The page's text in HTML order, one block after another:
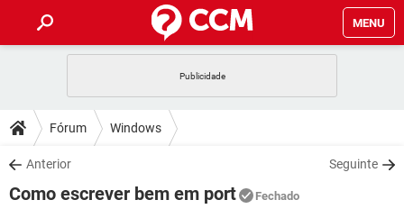
MENU
CELULAR
OUTLOOK
INSTAGRAM GMAIL
DICAS
JOGOS
DOWNLOADS
JOGOS WHATSAPP
Fórum Windows
Anterior Seguinte
Como escrever bem em port Fechado